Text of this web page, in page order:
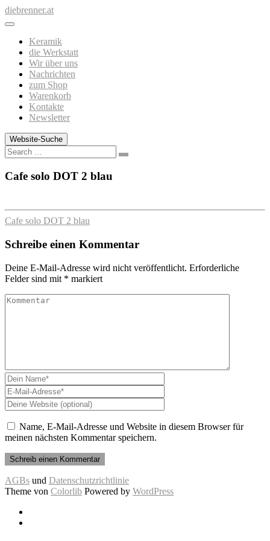
Zum
Inhalt
diebrenner.at
Keramik
die Werkstatt
Wir über uns
Nachrichten
zum Shop
Warenkorb
Kontakte
Newsletter
Website-Suche
Search
Cafe solo DOT 2 blau
Cafe solo DOT 2 blau
Schreibe einen Kommentar
Deine E-Mail-Adresse wird nicht veröffentlicht. Erforderliche
Felder sind mit * markiert
Name, E-Mail-Adresse und Website in diesem Browser für
meinen nächsten Kommentar speichern.
AGBs und Datenschutzrichtlinie
Theme von Colorlib Powered by WordPress